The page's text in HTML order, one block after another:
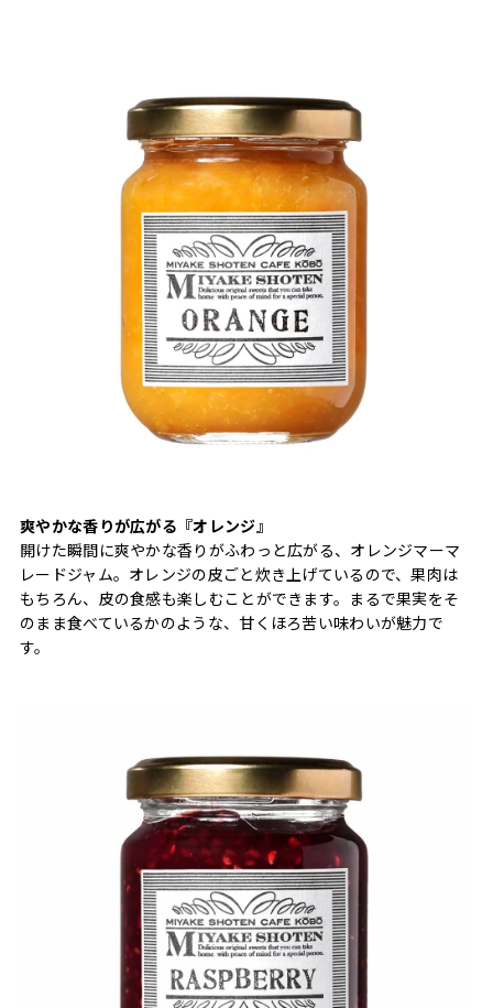
爽やかな香りが広がる『オレンジ』
開けた瞬間に爽やかな香りがふわっと広がる、オレンジマーマ
レードジャム。オレンジの皮ごと炊き上げているので、果肉は
もちろん、皮の食感も楽しむことができます。まるで果実をそ
のまま食べているかのような、甘くほろ苦い味わいが魅力で
す。